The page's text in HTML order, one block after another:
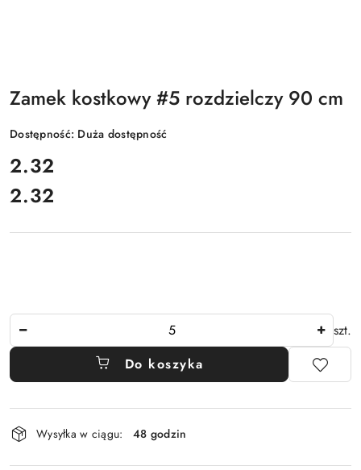
Zamek kostkowy #5 rozdzielczy 90 cm
Dostępność: Duża dostępność
cena:
2.32
Cena:
2.32
szt.
Do koszyka
Dostępność
i
dostawa
Wysyłka w ciągu: 48 godzin